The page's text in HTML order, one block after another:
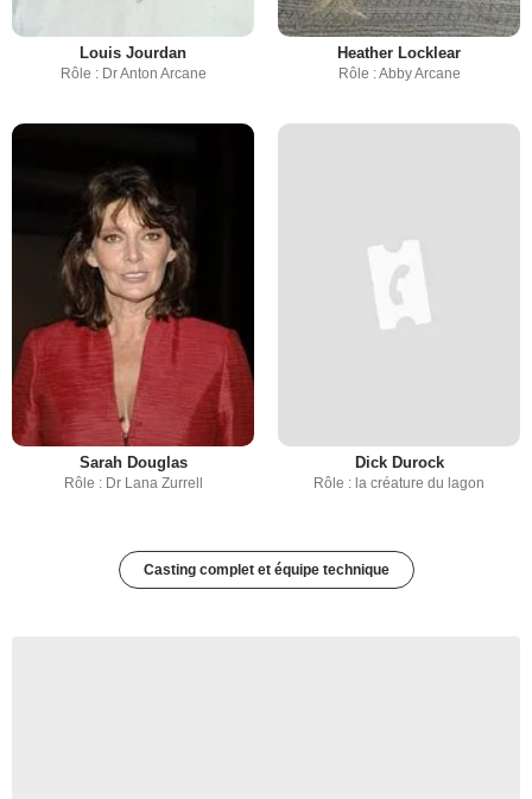
Louis Jourdan
Rôle : Dr Anton Arcane
Heather Locklear
Rôle : Abby Arcane
Sarah Douglas
Rôle : Dr Lana Zurrell
Dick Durock
Rôle : la créature du lagon
Casting complet et équipe technique